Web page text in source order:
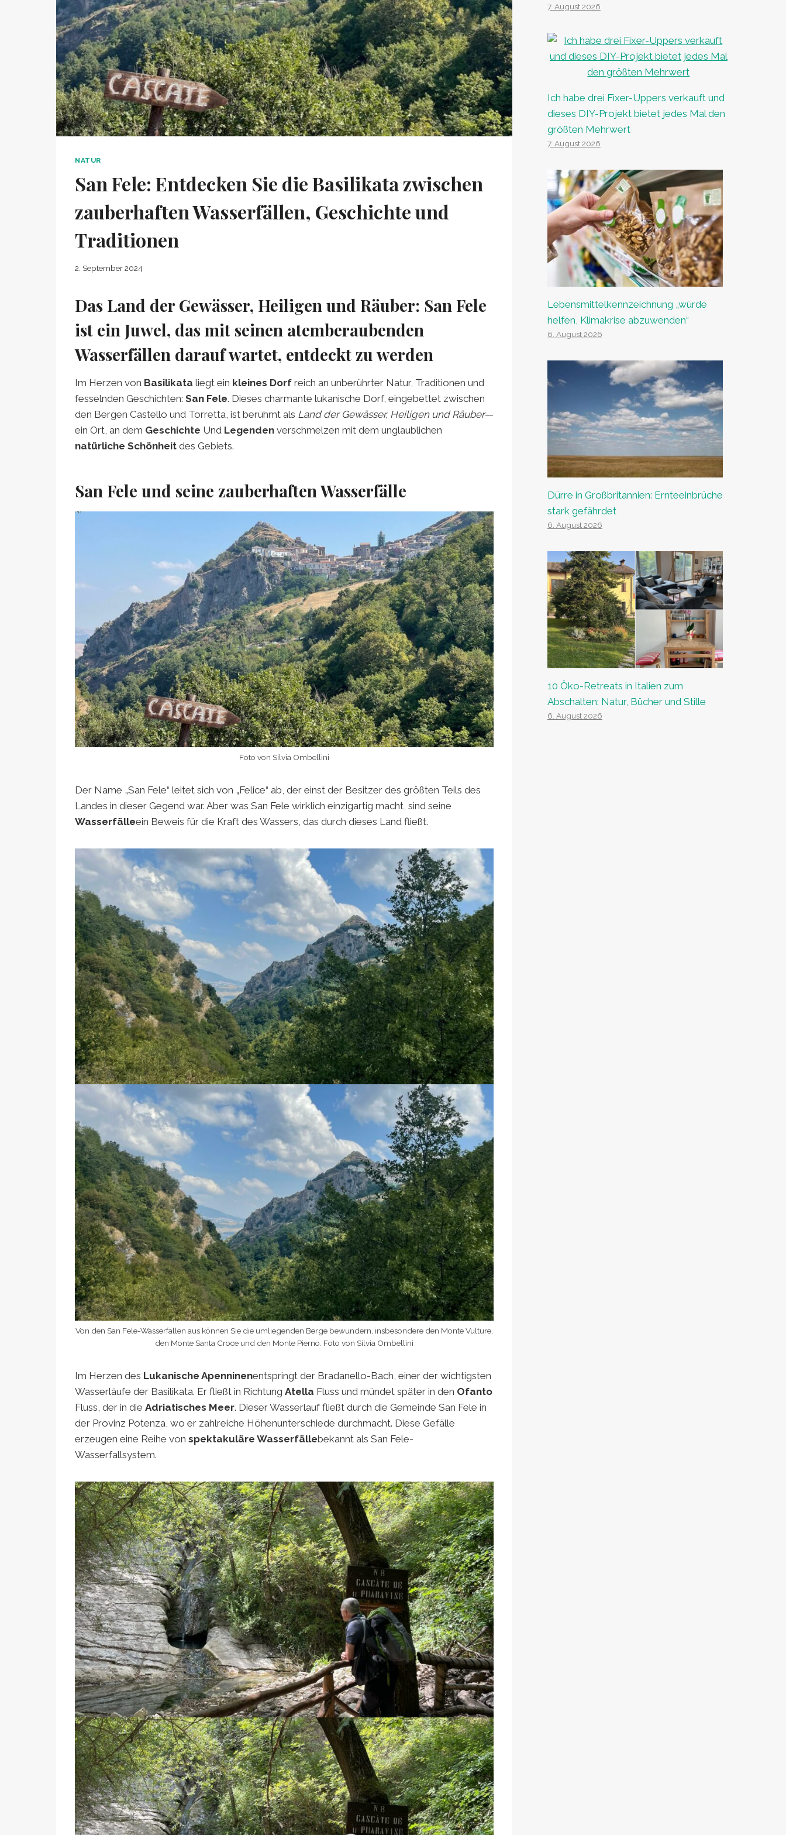
NATUR
San Fele: Entdecken Sie die Basilikata zwischen
zauberhaften Wasserfällen, Geschichte und
Traditionen
2. September 2024
Das Land der Gewässer, Heiligen und Räuber: San Fele
ist ein Juwel, das mit seinen atemberaubenden
Wasserfällen darauf wartet, entdeckt zu werden
Im Herzen von Basilikata liegt ein kleines Dorf reich an unberührter Natur, Traditionen und
fesselnden Geschichten: San Fele. Dieses charmante lukanische Dorf, eingebettet zwischen
den Bergen Castello und Torretta, ist berühmt als Land der Gewässer, Heiligen und Räuber—
ein Ort, an dem Geschichte Und Legenden verschmelzen mit dem unglaublichen
natürliche Schönheit des Gebiets.
San Fele und seine zauberhaften Wasserfälle
Foto von Silvia Ombellini
Der Name „San Fele“ leitet sich von „Felice“ ab, der einst der Besitzer des größten Teils des
Landes in dieser Gegend war. Aber was San Fele wirklich einzigartig macht, sind seine
Wasserfälleein Beweis für die Kraft des Wassers, das durch dieses Land fließt.
Von den San Fele-Wasserfällen aus können Sie die umliegenden Berge bewundern, insbesondere den Monte Vulture,
den Monte Santa Croce und den Monte Pierno. Foto von Silvia Ombellini
Im Herzen des Lukanische Apenninenentspringt der Bradanello-Bach, einer der wichtigsten
Wasserläufe der Basilikata. Er fließt in Richtung Atella Fluss und mündet später in den Ofanto
Fluss, der in die Adriatisches Meer. Dieser Wasserlauf fließt durch die Gemeinde San Fele in
der Provinz Potenza, wo er zahlreiche Höhenunterschiede durchmacht. Diese Gefälle
erzeugen eine Reihe von spektakuläre Wasserfällebekannt als San Fele-
Wasserfallsystem.
7. August 2026
Ich habe drei Fixer-Uppers verkauft und
dieses DIY-Projekt bietet jedes Mal den
größten Mehrwert
7. August 2026
Lebensmittelkennzeichnung „würde
helfen, Klimakrise abzuwenden“
6. August 2026
Dürre in Großbritannien: Ernteeinbrüche
stark gefährdet
6. August 2026
10 Öko-Retreats in Italien zum
Abschalten: Natur, Bücher und Stille
6. August 2026